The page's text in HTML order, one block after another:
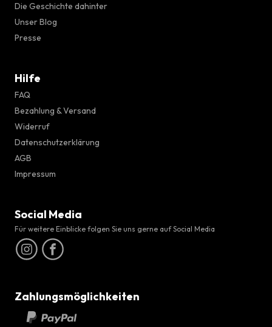
Die Geschichte dahinter
Unser Blog
Presse
Hilfe
FAQ
Bezahlung & Versand
Widerruf
Datenschutzerklärung
AGB
Impressum
Social Media
Für weitere Einblicke folgen Sie uns gerne auf Social Media
Zahlungsmöglichkeiten